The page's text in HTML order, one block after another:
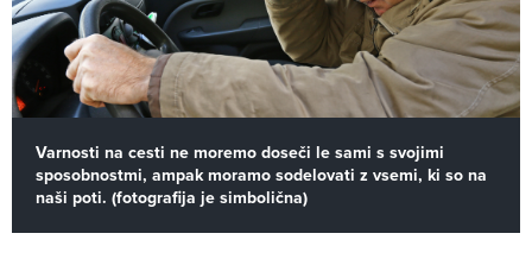
Varnosti na cesti ne moremo doseči le sami s svojimi
sposobnostmi, ampak moramo sodelovati z vsemi, ki so na
naši poti. (fotografija je simbolična)